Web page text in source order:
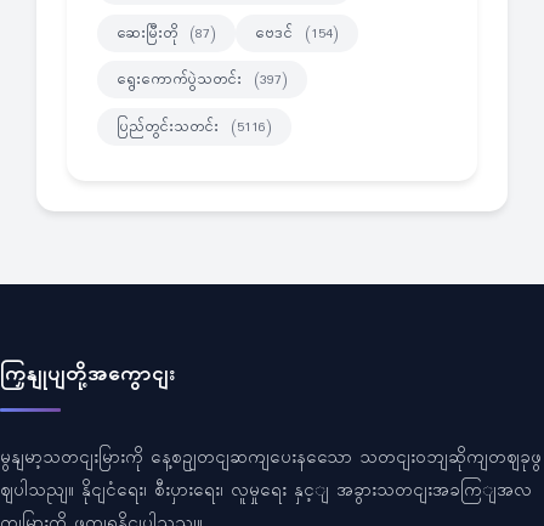
ဆေးမြီးတို (87) ဗေဒင် (154)
ရွေးကောက်ပွဲသတင်း (397)
ပြည်တွင်းသတင်း (5116)
ကြှနျုပျတို့အကွောငျး
မွနျမာ့သတငျးမြားကို နေ့စဥျတငျဆကျပေးနသေော သတငျးဝဘျဆိုကျတဈခုဖွ
ဈပါသညျ။ နိုငျငံရေး၊ စီးပှားရေး၊ လူမှုရေး နှင့ျ အခွားသတငျးအခကြျအလ